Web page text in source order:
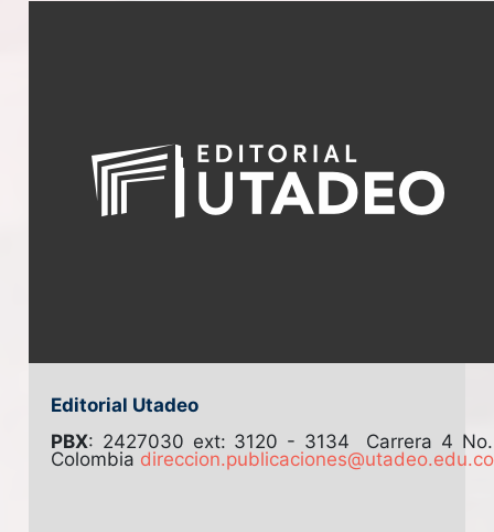
Editorial Utadeo
PBX: 2427030 ext: 3120 - 3134 Carrera 4
Colombia direccion.publicaciones@utadeo.edu.co